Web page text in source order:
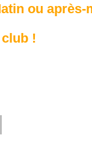
ou après-
!